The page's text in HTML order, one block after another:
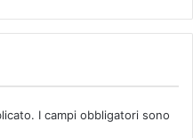
I campi obbligatori sono